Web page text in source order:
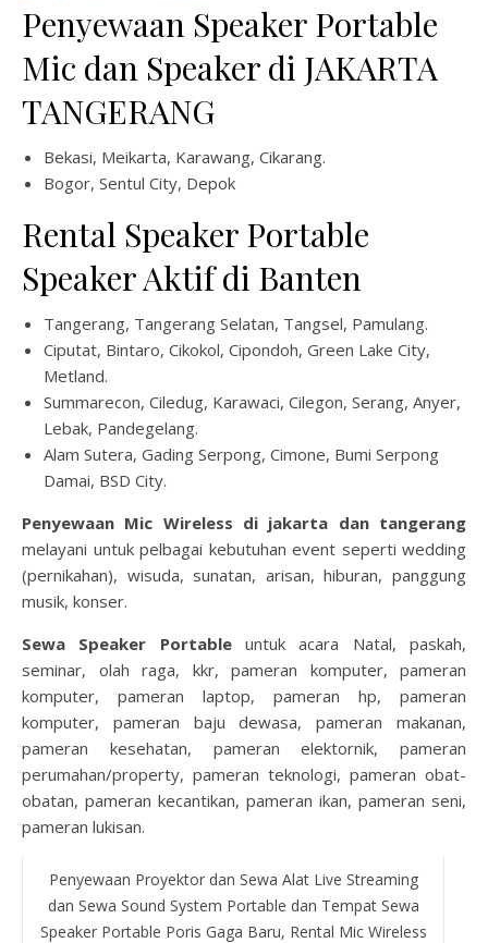
Penyewaan Speaker Portable
Mic dan Speaker di JAKARTA
TANGERANG
Bekasi, Meikarta, Karawang, Cikarang.
Bogor, Sentul City, Depok
Rental Speaker Portable
Speaker Aktif di Banten
Tangerang, Tangerang Selatan, Tangsel, Pamulang.
Ciputat, Bintaro, Cikokol, Cipondoh, Green Lake City,
Metland.
Summarecon, Ciledug, Karawaci, Cilegon, Serang, Anyer,
Lebak, Pandegelang.
Alam Sutera, Gading Serpong, Cimone, Bumi Serpong
Damai, BSD City.
Penyewaan Mic Wireless di jakarta dan tangerang
melayani untuk pelbagai kebutuhan event seperti wedding
(pernikahan), wisuda, sunatan, arisan, hiburan, panggung
musik, konser.
Sewa Speaker Portableuntuk acara Natal, paskah,
seminar, olah raga, kkr, pameran komputer, pameran
komputer, pameran laptop, pameran hp, pameran
komputer, pameran baju dewasa, pameran makanan,
pameran kesehatan, pameran elektornik, pameran
perumahan/property, pameran teknologi, pameran obat-
obatan, pameran kecantikan, pameran ikan, pameran seni,
pameran lukisan.
Penyewaan Proyektor dan Sewa Alat Live Streaming
dan Sewa Sound System Portable dan Tempat Sewa
Speaker Portable Poris Gaga Baru, Rental Mic Wireless